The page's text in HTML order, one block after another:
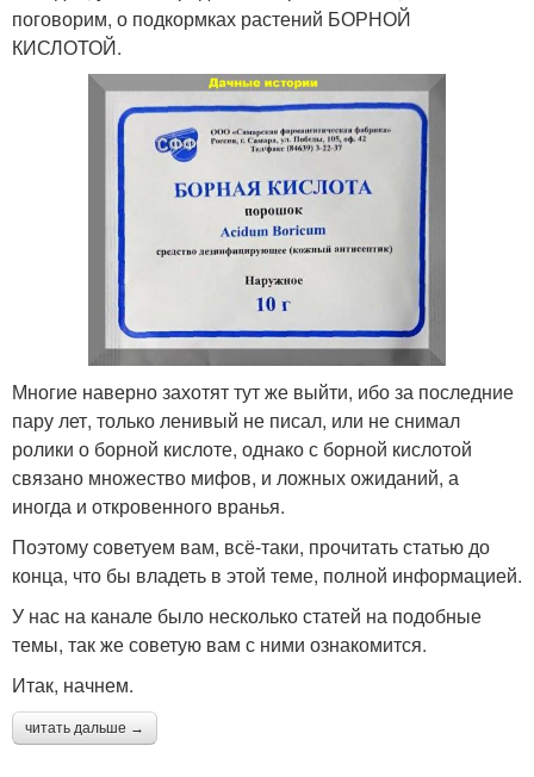
поговорим, о подкормках растений БОРНОЙ
КИСЛОТОЙ.
Многие наверно захотят тут же выйти, ибо за последние
пару лет, только ленивый не писал, или не снимал
ролики о борной кислоте, однако с борной кислотой
связано множество мифов, и ложных ожиданий, а
иногда и откровенного вранья.
Поэтому советуем вам, всё-таки, прочитать статью до
конца, что бы владеть в этой теме, полной информацией.
У нас на канале было несколько статей на подобные
темы, так же советую вам с ними ознакомится.
Итак, начнем.
читать дальше →